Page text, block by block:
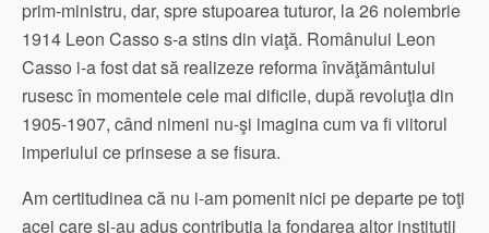
prim-ministru, dar, spre stupoarea tuturor, la 26 noiembrie
1914 Leon Casso s-a stins din viaţă. Românului Leon
Casso i-a fost dat să realizeze reforma învăţământului
rusesc în momentele cele mai dificile, după revoluţia din
1905-1907, când nimeni nu-şi imagina cum va fi viitorul
imperiului ce prinsese a se fisura.
Am certitudinea că nu i-am pomenit nici pe departe pe toţi
acei care şi-au adus contribuţia la fondarea altor instituţii